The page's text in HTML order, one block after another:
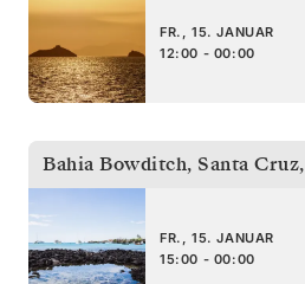
FR., 15. JANUAR
12:00 - 00:00
Bahia Bowditch, Santa Cruz,
FR., 15. JANUAR
15:00 - 00:00